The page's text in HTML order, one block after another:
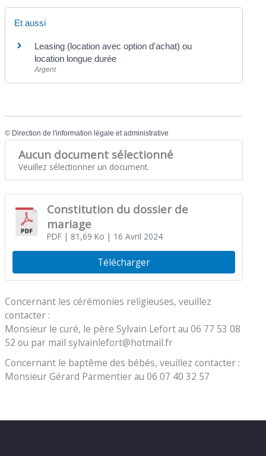
Et aussi
Leasing (location avec option d'achat) ou
location longue durée
Argent
© Direction de l'information légale et administrative
Aucun document sélectionné
Veuillez sélectionner un document.
Constitution du dossier de
mariage
PDF| 81,69 Ko | 16 Avril 2024
Télécharger
Concernant les cérémonies religieuses, veuillez
contacter :
Monsieur le curé, le père Sylvain Lefort au 06 77 53 08
52 ou par mail sylvainlefort@hotmail.fr
Concernant le baptême des bébés, veuillez contacter :
Monsieur Gérard Parmentier au 06 07 40 32 57